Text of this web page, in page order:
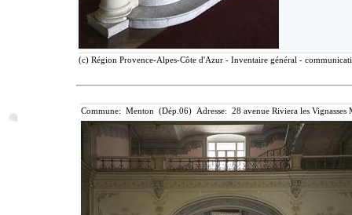
(c) Région Provence-Alpes-Côte d'Azur - Inventaire général -
Commune: Menton (Dép.06) Adresse: 28 avenue Riviera les